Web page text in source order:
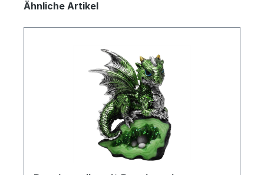
Produktgalerie überspringen
Ähnliche Artikel